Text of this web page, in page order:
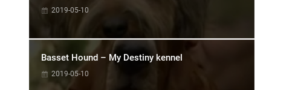
2019-05-10
Basset Hound – My Destiny kennel
2019-05-10